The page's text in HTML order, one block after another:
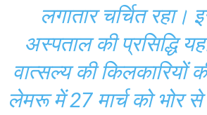
लगातार चर्चित रहा।
अस्पताल की प्रसिद्धि
वात्सल्य की किलकारियों
लेमरू में 27 मार्च को भोर